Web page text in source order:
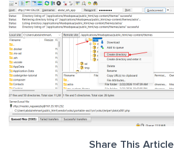
Share This Article